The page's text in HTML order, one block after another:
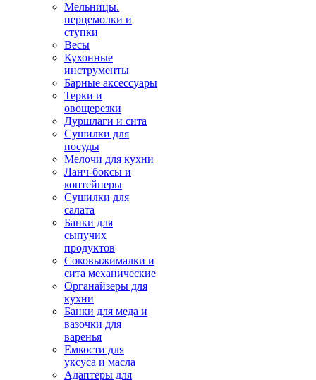
Мельницы.
перцемолки и
ступки
Весы
Кухонные
инструменты
Барные аксессуары
Терки и
овощерезки
Дуршлаги и сита
Сушилки для
посуды
Мелочи для кухни
Ланч-боксы и
контейнеры
Сушилки для
салата
Банки для
сыпучих
продуктов
Соковыжималки и
сита механические
Органайзеры для
кухни
Банки для меда и
вазочки для
варенья
Емкости для
уксуса и масла
Адаптеры для